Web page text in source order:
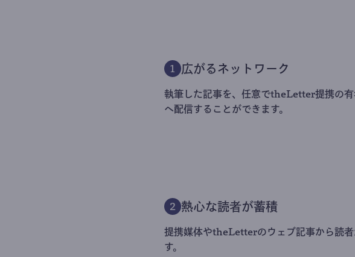
1 広がるネットワーク
執筆した記事を、任意でtheLetter提携の有
へ配信することができます。
2 熱心な読者が蓄積
提携媒体やtheLetterのウェブ記事から読者
す。